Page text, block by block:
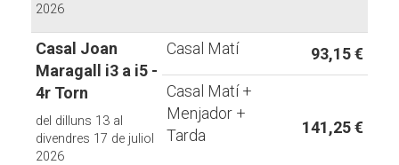
2026
Casal Joan
Maragall i3 a i5 -
4r Torn
del dilluns 13 al
divendres 17 de juliol
2026
Casal Matí
93,15 €
Casal Matí +
Menjador +
Tarda
141,25 €